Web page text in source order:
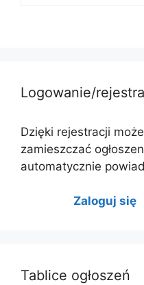
Logowanie/
Dzięki rejestracji
zamieszczać
automatycznie
Zaloguj się
Tablice ogłoszeń